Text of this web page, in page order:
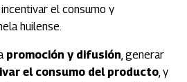
el consumo y
huilense.
promoción y difusión, generar
el consumo del producto, y